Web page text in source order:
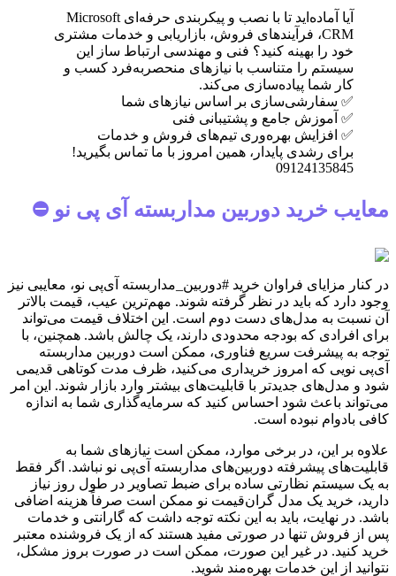
آیا آماده‌اید تا با نصب و پیکربندی حرفه‌ای Microsoft
CRM، فرآیندهای فروش، بازاریابی و خدمات مشتری
خود را بهینه کنید؟ فنی و مهندسی ارتباط ساز این
سیستم را متناسب با نیازهای منحصربه‌فرد کسب و
کار شما پیاده‌سازی می‌کند.
✅ سفارشی‌سازی بر اساس نیازهای شما
✅ آموزش جامع و پشتیبانی فنی
✅ افزایش بهره‌وری تیم‌های فروش و خدمات
برای رشدی پایدار، همین امروز با ما تماس بگیرید!
09124135845
معایب خرید دوربین مداربسته آی پی نو ⛔
در کنار مزایای فراوان خرید #دوربین_مداربسته آی‌پی نو، معایبی نیز
وجود دارد که باید در نظر گرفته شوند. مهم‌ترین عیب، قیمت بالاتر
آن نسبت به مدل‌های دست دوم است. این اختلاف قیمت می‌تواند
برای افرادی که بودجه محدودی دارند، یک چالش باشد. همچنین، با
توجه به پیشرفت سریع فناوری، ممکن است دوربین مداربسته
آی‌پی نویی که امروز خریداری می‌کنید، ظرف مدت کوتاهی قدیمی
شود و مدل‌های جدیدتر با قابلیت‌های بیشتر وارد بازار شوند. این امر
می‌تواند باعث شود احساس کنید که سرمایه‌گذاری شما به اندازه
کافی بادوام نبوده است.
علاوه بر این، در برخی موارد، ممکن است نیازهای شما به
قابلیت‌های پیشرفته دوربین‌های مداربسته آی‌پی نو نباشد. اگر فقط
به یک سیستم نظارتی ساده برای ضبط تصاویر در طول روز نیاز
دارید، خرید یک مدل گران‌قیمت نو ممکن است صرفاً هزینه اضافی
باشد. در نهایت، باید به این نکته توجه داشت که گارانتی و خدمات
پس از فروش تنها در صورتی مفید هستند که از یک فروشنده معتبر
خرید کنید. در غیر این صورت، ممکن است در صورت بروز مشکل،
نتوانید از این خدمات بهره‌مند شوید.